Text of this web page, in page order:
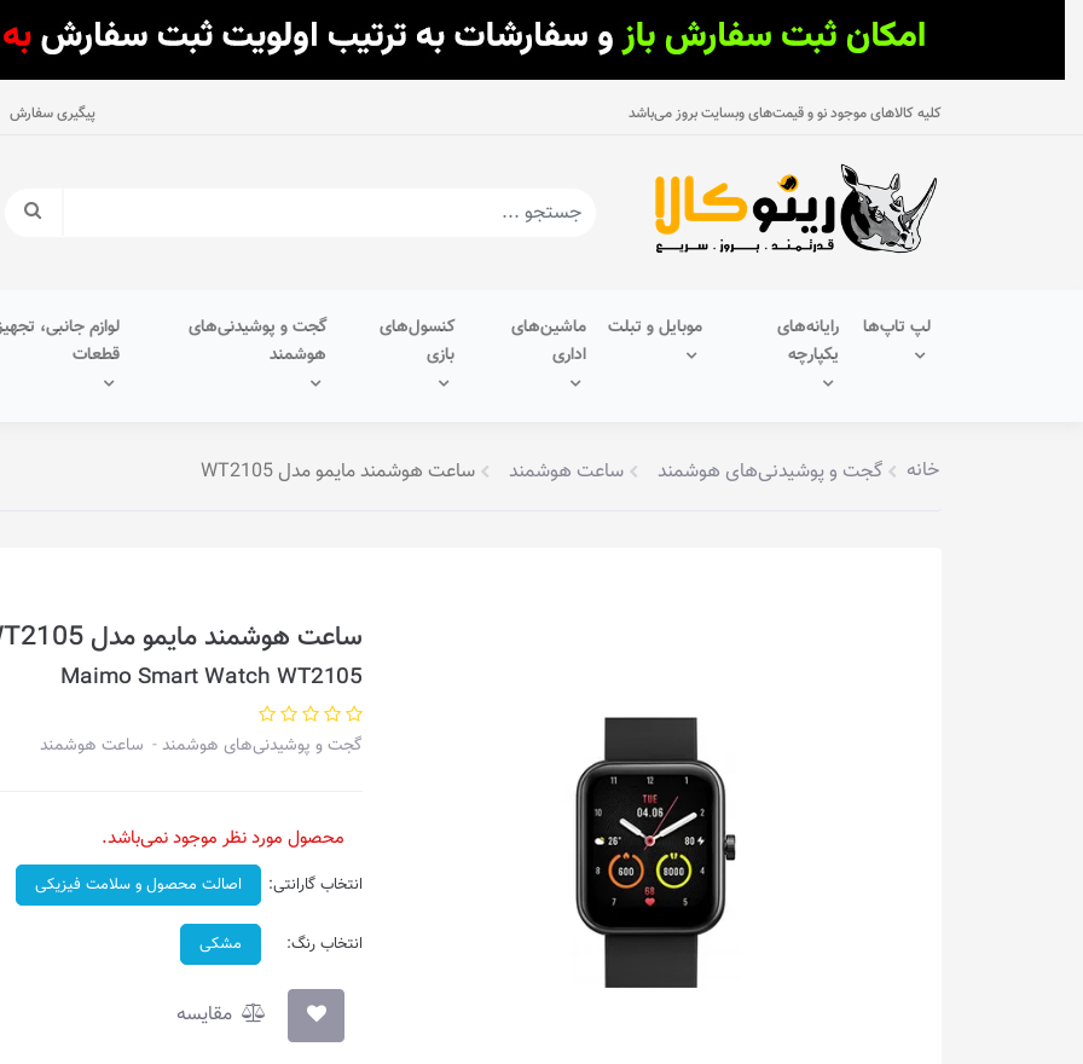
کلیه کالاهای موجود نو و قیمت‌های وبسایت بروز می‌باشد پیگیری سفارش
لپ تاپ‌ها
رایانه‌های
یکپارچه
موبایل و تبلت
ماشین‌های
اداری
کنسول‌های
بازی
گجت و پوشیدنی‌های
هوشمند
لوازم جانبی،
قطعات
خانه گجت و پوشیدنی‌های هوشمند ساعت هوشمند ساعت هوشمند مایمو مدل WT2105
ساعت هوشمند مایمو مدل WT2105
Maimo Smart Watch WT2105
گجت و پوشیدنی‌های هوشمند ساعت هوشمند
محصول مورد نظر موجود نمی‌باشد.
انتخاب گارانتی: اصالت محصول و سلامت فیزیکی
انتخاب رنگ: مشکی
مقایسه